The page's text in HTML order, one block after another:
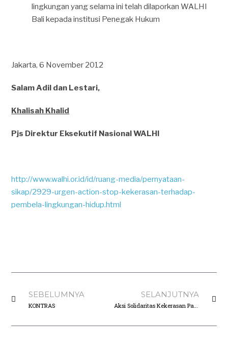
lingkungan yang selama ini telah dilaporkan WALHI
Bali kepada institusi Penegak Hukum
Jakarta, 6 November 2012
Salam Adil dan Lestari,
Khalisah Khalid
Pjs Direktur Eksekutif Nasional WALHI
http://www.walhi.or.id/id/ruang-media/pernyataan-
sikap/2929-urgen-action-stop-kekerasan-terhadap-
pembela-lingkungan-hidup.html
SEBELUMNYA
KONTRAS
SELANJUTNYA
Aksi Solidaritas Kekerasan Pada Aktivis Dibubarkan Paksa Aparat